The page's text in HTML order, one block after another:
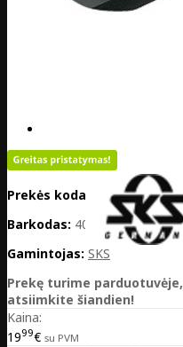
Prekės kodas:
DE25-11216
Barkodas: 4002556637736
Gamintojas: SKS
Prekę turime parduotuvėje,
atsiimkite šiandien!
Kaina:
1999€ su PVM